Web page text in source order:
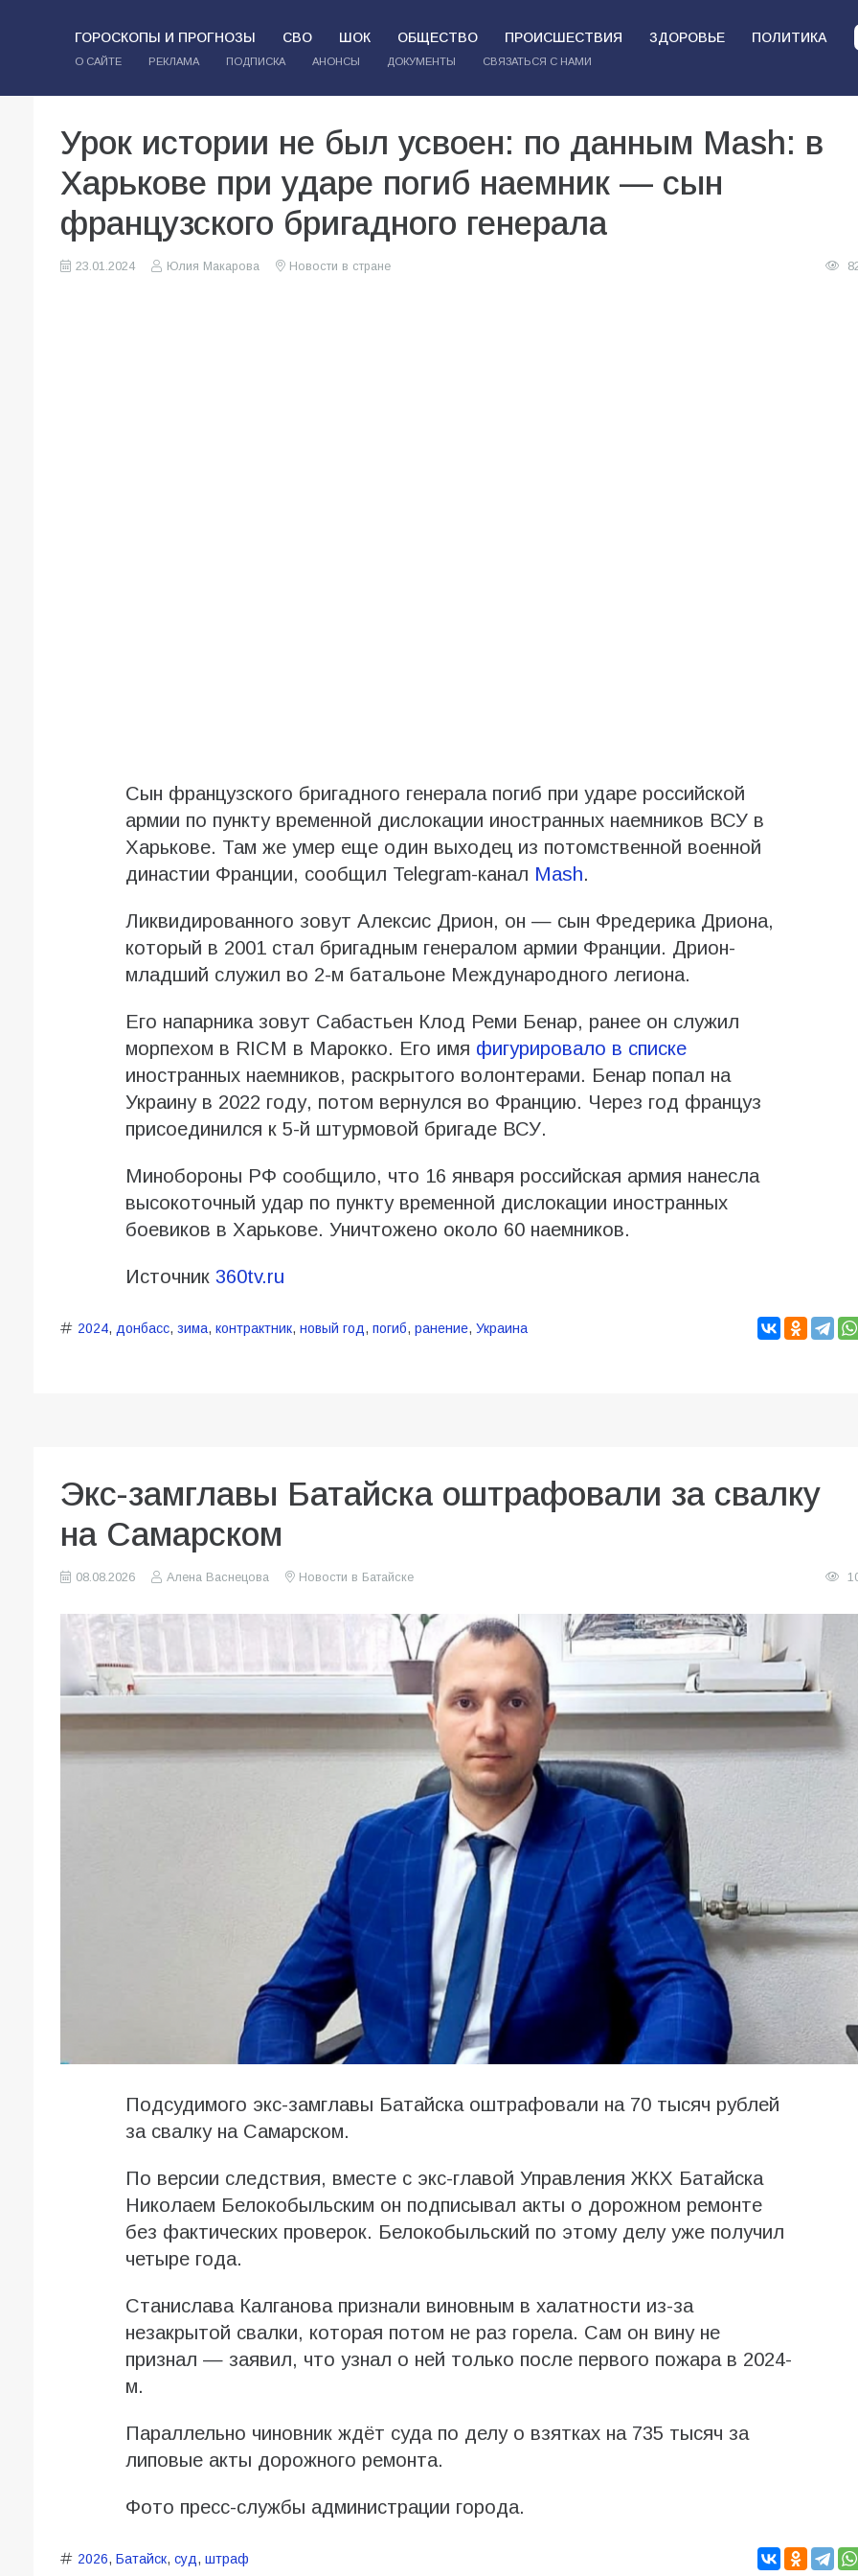
ГОРОСКОПЫ И ПРОГНОЗЫ СВО ШОК ОБЩЕСТВО ПРОИСШЕСТВИЯ ЗДОРОВЬЕ ПОЛИТИКА
О САЙТЕ РЕКЛАМА ПОДПИСКА АНОНСЫ ДОКУМЕНТЫ СВЯЗАТЬСЯ С НАМИ
Урок истории не был усвоен: по данным Mash: в
Харькове при ударе погиб наемник — сын
французского бригадного генерала
23.01.2024 Юлия Макарова Новости в стране
Сын французского бригадного генерала погиб при ударе российской
армии по пункту временной дислокации иностранных наемников ВСУ в
Харькове. Там же умер еще один выходец из потомственной военной
династии Франции, сообщил Telegram-канал Mash.
Ликвидированного зовут Алексис Дрион, он — сын Фредерика Дриона,
который в 2001 стал бригадным генералом армии Франции. Дрион-
младший служил во 2-м батальоне Международного легиона.
Его напарника зовут Сабастьен Клод Реми Бенар, ранее он служил
морпехом в RICM в Марокко. Его имя фигурировало в списке
иностранных наемников, раскрытого волонтерами. Бенар попал на
Украину в 2022 году, потом вернулся во Францию. Через год француз
присоединился к 5-й штурмовой бригаде ВСУ.
Минобороны РФ сообщило, что 16 января российская армия нанесла
высокоточный удар по пункту временной дислокации иностранных
боевиков в Харькове. Уничтожено около 60 наемников.
Источник 360tv.ru
2024, донбасс, зима, контрактник, новый год, погиб, ранение, Украина
Экс-замглавы Батайска оштрафовали за свалку
на Самарском
08.08.2026 Алена Васнецова Новости в Батайске
Подсудимого экс-замглавы Батайска оштрафовали на 70 тысяч рублей
за свалку на Самарском.
По версии следствия, вместе с экс-главой Управления ЖКХ Батайска
Николаем Белокобыльским он подписывал акты о дорожном ремонте
без фактических проверок. Белокобыльский по этому делу уже получил
четыре года.
Станислава Калганова признали виновным в халатности из-за
незакрытой свалки, которая потом не раз горела. Сам он вину не
признал — заявил, что узнал о ней только после первого пожара в 2024-
м.
Параллельно чиновник ждёт суда по делу о взятках на 735 тысяч за
липовые акты дорожного ремонта.
Фото пресс-службы администрации города.
2026, Батайск, суд, штраф